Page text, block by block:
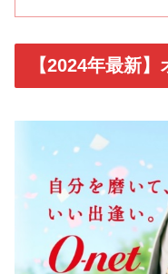
【2024年最新